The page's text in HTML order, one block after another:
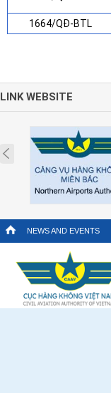
1664/QĐ-BTL
LINK WEBSITE
Prev
NEWS AND EVENTS